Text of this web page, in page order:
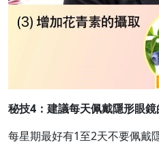
秘技4 ： 建議每天佩戴隱形眼
每星期最好有1至2天不要佩戴